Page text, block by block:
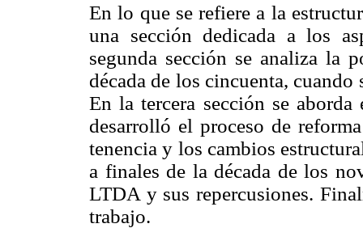
En lo que se refiere a la
una sección dedicada a los
segunda sección se analiza la
década de los cincuenta,
En la tercera sección se
desarrolló el proceso de
tenencia y los cambios
a finales de la década de los
LTDA y sus repercusiones.
trabajo.